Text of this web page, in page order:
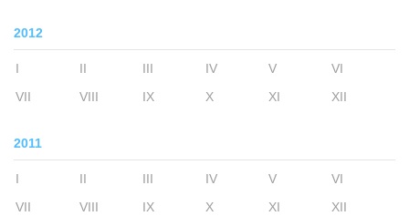
2012
I II III IV V
VI
VII
VIII IX X XI XII
2011
I II III IV V
VI
VII
VIII IX X XI XII